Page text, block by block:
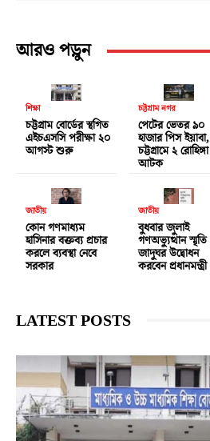
আরও পড়ুন
শিক্ষা
চট্টগ্রাম বোর্ডের স্থগিত
এইচএসসি পরীক্ষা ২০
আগস্ট শুরু
চট্টগ্রাম নগর
পেটের ভেতর ৯০
হাজার পিস ইয়াবা,
চট্টগ্রামে ২ রোহিঙ্গা
আটক
জাতীয়
কোন গণমাধ্যম
হাসিনার বক্তব্য প্রচার
করলে ব্যবস্থা নেবে
সরকার
জাতীয়
বুধবার জুলাই
গণঅভ্যুত্থান স্মৃতি
জাদুঘর উদ্বোধন
করবেন প্রধানমন্ত্রী
LATEST POSTS